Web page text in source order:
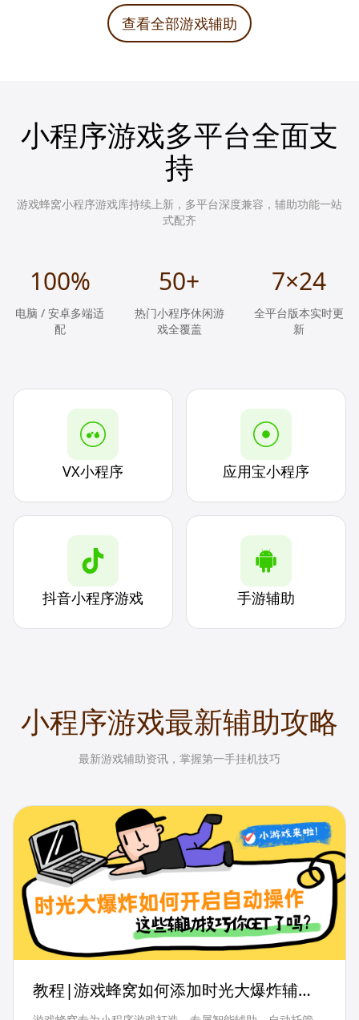
查看全部游戏辅助
小程序游戏多平台全面支
持
游戏蜂窝小程序游戏库持续上新，多平台深度兼容，辅助功能一站
式配齐
100%
电脑 / 安卓多端适
配
50+
热门小程序休闲游
戏全覆盖
7×24
全平台版本实时更
新
VX小程序 应用宝小程序
抖音小程序游戏 手游辅助
小程序游戏最新辅助攻略
最新游戏辅助资讯，掌握第一手挂机技巧
教程|游戏蜂窝如何添加时光大爆炸辅助
并一键开启自动操作？